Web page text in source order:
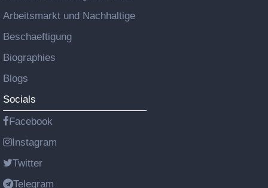
Arbeitsmarkt und Nachhaltige
Beschaeftigung
Biographies
Blogs
Socials
Facebook
Instagram
Twitter
Telegram